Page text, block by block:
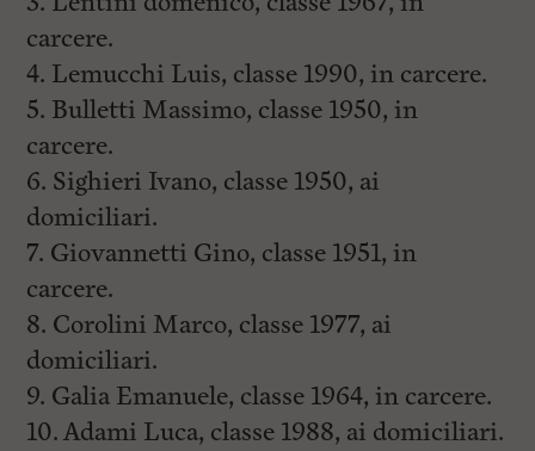
carcere.
4. Lemucchi Luis, classe 1990, in carcere.
5. Bulletti Massimo, classe 1950, in
carcere.
6. Sighieri Ivano, classe 1950, ai
domiciliari.
7. Giovannetti Gino, classe 1951, in
carcere.
8. Corolini Marco, classe 1977, ai
domiciliari.
9. Galia Emanuele, classe 1964, in carcere.
10. Adami Luca, classe 1988, ai domiciliari.